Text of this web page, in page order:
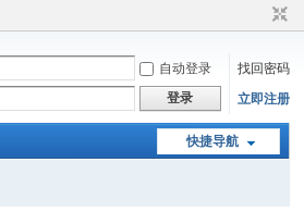
自动登录
找回密码
登录 立即注册
快捷导航